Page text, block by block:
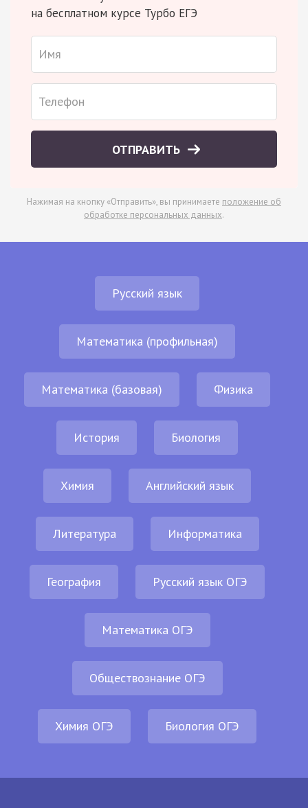
на бесплатном курсе Турбо ЕГЭ
ОТПРАВИТЬ
Нажимая на кнопку «Отправить», вы принимаете положение об
обработке персональных данных.
Русский язык
Математика (профильная)
Математика (базовая) Физика
История Биология
Химия Английский язык
Литература Информатика
География Русский язык ОГЭ
Математика ОГЭ
Обществознание ОГЭ
Химия ОГЭ Биология ОГЭ